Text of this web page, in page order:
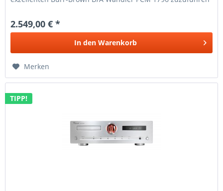
2.549,00 € *
In den Warenkorb
Merken
TIPP!